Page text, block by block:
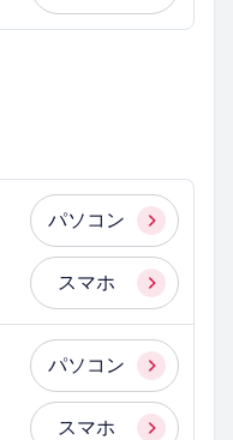
パソコン
スマホ
パソコン
スマホ